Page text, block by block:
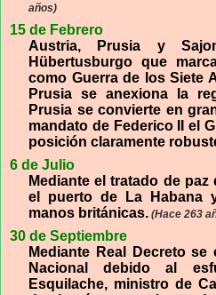
años)
15 de Febrero
Austria, Prusia y
Hübertusburgo que
como Guerra de los Siete
Prusia se anexiona la
Prusia se convierte en
mandato de Federico II el
posición claramente
6 de Julio
Mediante el tratado de
el puerto de La Habana
manos británicas. (Hace 263
30 de Septiembre
Mediante Real Decreto
Nacional debido al
Esquilache, ministro de